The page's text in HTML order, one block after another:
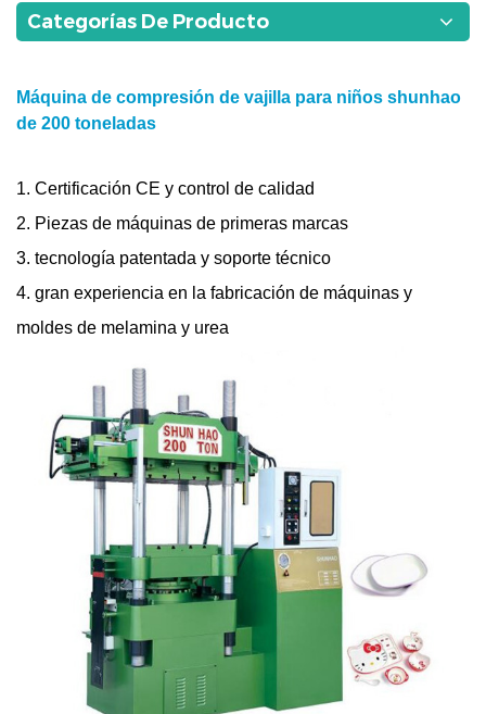
Categorías De Producto
Máquina de compresión de vajilla para niños shunhao
de 200 toneladas
1. Certificación CE y control de calidad
2. Piezas de máquinas de primeras marcas
3. tecnología patentada y soporte técnico
4. gran experiencia en la fabricación de máquinas y
moldes de melamina y urea